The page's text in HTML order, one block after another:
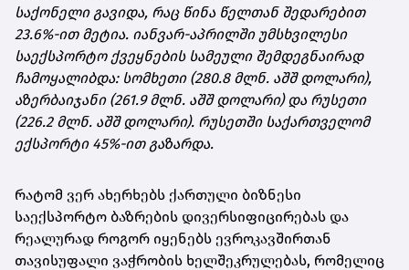
საქონელი გავიდა, რაც წინა წელთან შედარებით
23.6%-ით მეტია. იანვარ-აპრილში უმსხვილესი
საექსპორტო ქვეყნების სამეული შემდეგნაირად
ჩამოყალიბდა: სომხეთი (280.8 მლნ. აშშ დოლარი),
აზერბაიჯანი (261.9 მლნ. აშშ დოლარი) და რუსეთი
(226.2 მლნ. აშშ დოლარი). რუსეთში საქართველომ
ექსპორტი 45%-ით გაზარდა.
რატომ ვერ ახერხებს ქართული ბიზნესი
საექსპორტო ბაზრების დივერსიფიცირებას და
რეალურად როგორ იყენებს ევროკავშირთან
თავისუფალი ვაჭრობის ხელშეკრულებას, რომელიც